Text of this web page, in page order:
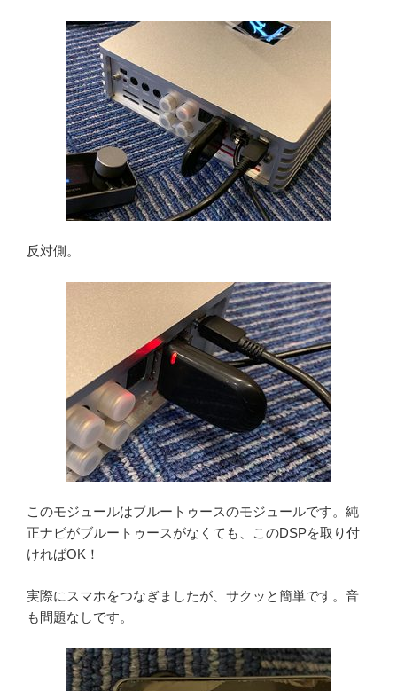
反対側。
このモジュールはブルートゥースのモジュールです。純
正ナビがブルートゥースがなくても、このDSPを取り付
ければOK！
実際にスマホをつなぎましたが、サクッと簡単です。音
も問題なしです。